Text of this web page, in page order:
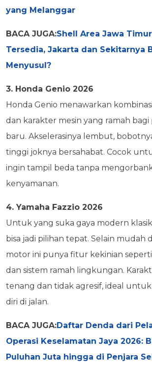
yang Melanggar
BACA JUGA:Shell Area Jawa
Tersedia, Jakarta dan Sekitarnya
Menyusul?
3. Honda Genio 2026
Honda Genio menawarkan
dan karakter mesin yang ramah
baru. Akselerasinya lembut,
tinggi joknya bersahabat. Cocok
ingin tampil beda tanpa
kenyamanan.
4. Yamaha Fazzio 2026
Untuk yang suka gaya modern
bisa jadi pilihan tepat. Selain mudah
motor ini punya fitur kekinian
dan sistem ramah lingkungan.
tenang dan tidak agresif, ideal
diri di jalan.
BACA JUGA:Daftar Denda dari
Operasi Keselamatan Jaya 2026:
Puluhan Juta hingga di Penjara